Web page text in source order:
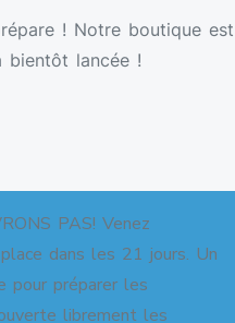
PAS! Venez
dans les 21 jours. Un
pour préparer les
librement les
! Notre boutique est
bientôt lancée !